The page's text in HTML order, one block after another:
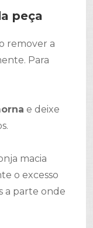
peça
remover a
Para
e deixe
macia
o excesso
a parte onde